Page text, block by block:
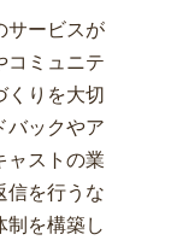
サービスが
コミュニテ
くりを大切
バックやア
ャストの業
信を行うな
制を構築し